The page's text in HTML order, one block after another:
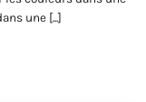
une [...]